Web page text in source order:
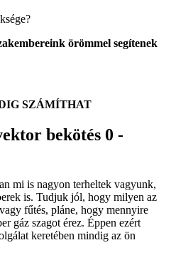
örömmel segítenek
SZÁMÍTHAT
bekötés 0 -
mi is nagyon terheltek vagyunk,
is. Tudjuk jól, hogy milyen az
fűtés, pláne, hogy mennyire
gáz szagot érez. Éppen ezért
keretében mindig az ön